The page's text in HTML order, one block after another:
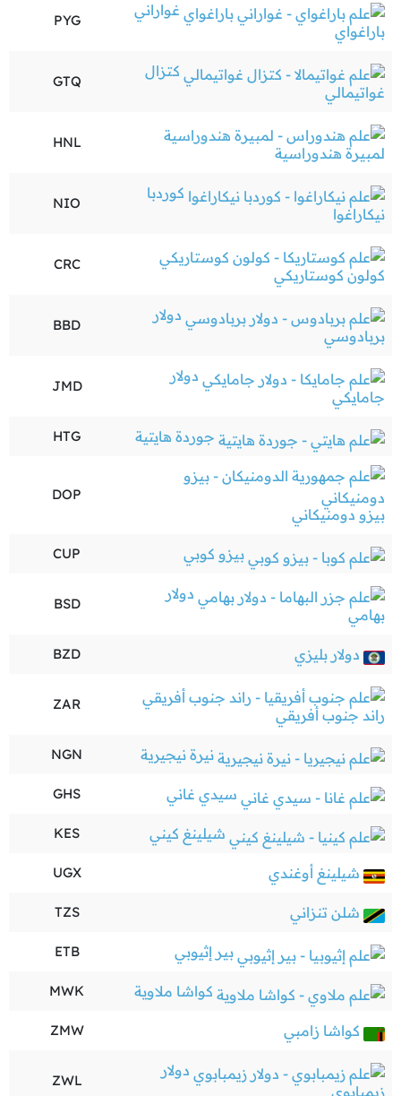
غواراني
باراغواي
PYG
كتزال
غواتيمالي
GTQ
لمبيرة هندوراسية
HNL
كوردبا
نيكاراغوا
NIO
كولون كوستاريكي
CRC
دولار
بربادوسي
BBD
دولار
جامايكي
JMD
جوردة هايتية HTG
بيزو دومنيكاني
DOP
بيزو كوبي CUP
دولار
بهامي
BSD
دولار بليزي BZD
راند جنوب أفريقي
ZAR
نيرة نيجيرية NGN
سيدي غاني GHS
شيلينغ كيني KES
شيلينغ أوغندي UGX
شلن تنزاني TZS
بير إثيوبي ETB
كواشا ملاوية MWK
كواشا زامبي ZMW
دولار
زيمبابوي
ZWL